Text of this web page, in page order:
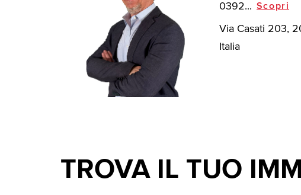
0392... Scopri
Via Casati 203,
Italia
TROVA IL TUO